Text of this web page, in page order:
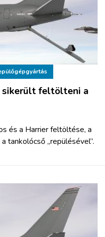
sikerült feltölteni a
és a Harrier feltöltése, a
tankolócső „repülésével”.